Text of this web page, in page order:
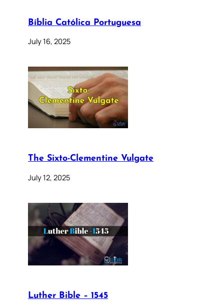
Bíblia Católica Portuguesa
July 16, 2025
The Sixto-Clementine Vulgate
July 12, 2025
Luther Bible – 1545